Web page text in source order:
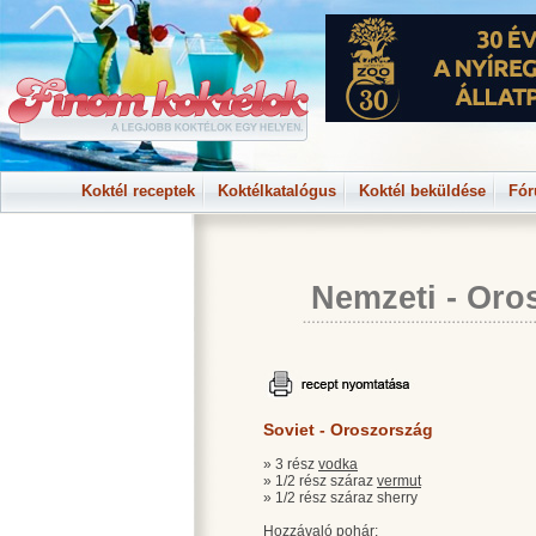
Koktél receptek Koktélkatalógus Koktél beküldése
Nemzeti -
Soviet - Oroszország
» 3 rész vodka
» 1/2 rész száraz vermut
» 1/2 rész száraz sherry
Hozzávaló pohár: